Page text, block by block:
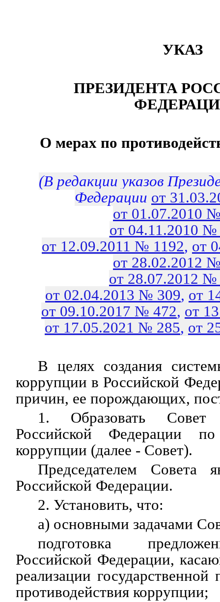
УКАЗ
ПРЕЗИДЕНТА
О мерах по
(В редакции указов
Федерации от
от 01.07.2010
от 04.11.2010 №
от 12.09.2011 № 1192, от
от 28.02.2012
от 28.07.2012 №
от 02.04.2013 № 309, от
от 09.10.2017 № 472, от
от 17.05.2021 № 285, от
В целях создания
коррупции в Российской
причин, ее порождающих,
1. Образовать Совет
Российской Федерации по
коррупции (далее - Совет).
Председателем Совета
Российской Федерации.
2. Установить, что:
а) основными задачами
подготовка
Российской Федерации,
реализации
противодействия коррупции;